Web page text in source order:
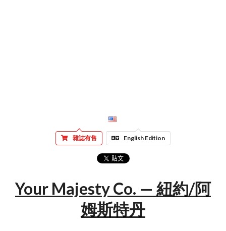
雜誌有售 English Edition
Your Majesty Co. — 紐約/阿
姆斯特丹